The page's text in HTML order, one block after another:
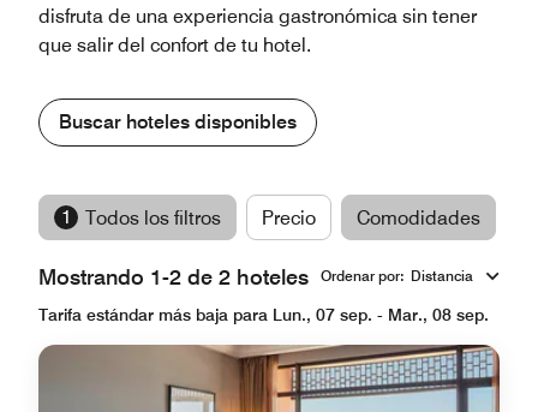
disfruta de una experiencia gastronómica sin tener
que salir del confort de tu hotel.
Buscar hoteles disponibles
1 Todos los filtros Precio Comodidades
Mostrando 1-2 de 2 hoteles Ordenar por: Distancia
Tarifa estándar más baja para Lun., 07 sep. - Mar., 08 sep.